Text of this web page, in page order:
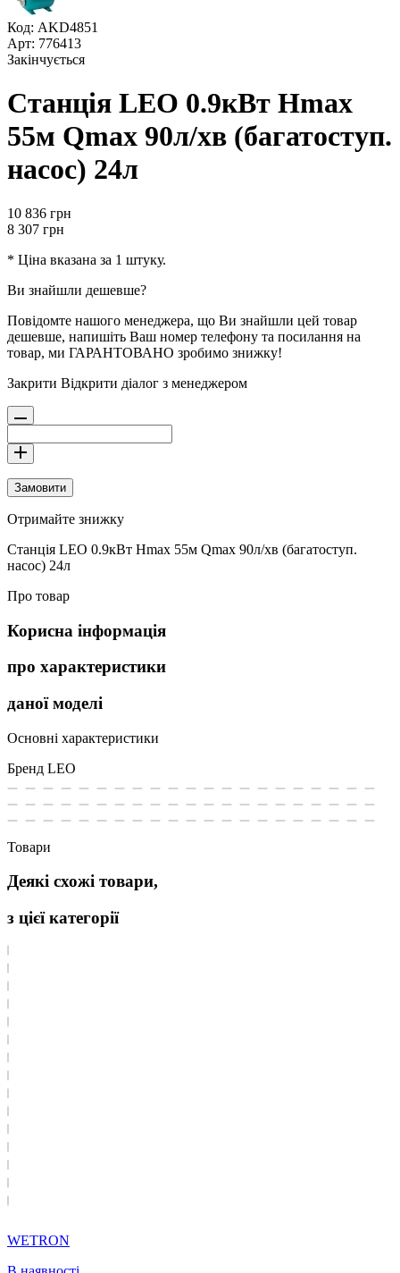
Код: AKD4851
Арт: 776413
Закінчується
Станція LEO 0.9кВт Hmax
55м Qmax 90л/хв (багатоступ.
насос) 24л
10 836 грн
8 307 грн
* Ціна вказана за 1 штуку.
Ви знайшли дешевше?
Повідомте нашого менеджера, що Ви знайшли цей товар
дешевше, напишіть Ваш номер телефону та посилання на
товар, ми ГАРАНТОВАНО зробимо знижку!
Закрити Відкрити діалог з менеджером
Замовити
Отримайте знижку
Станція LEO 0.9кВт Hmax 55м Qmax 90л/хв (багатоступ.
насос) 24л
Про товар
Корисна інформація
про характеристики
даної моделі
Основні характеристики
Бренд LEO
Товари
Деякі схожі товари,
з цієї категорії
WETRON